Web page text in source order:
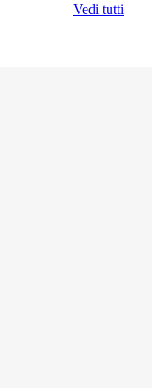
Vedi tutti